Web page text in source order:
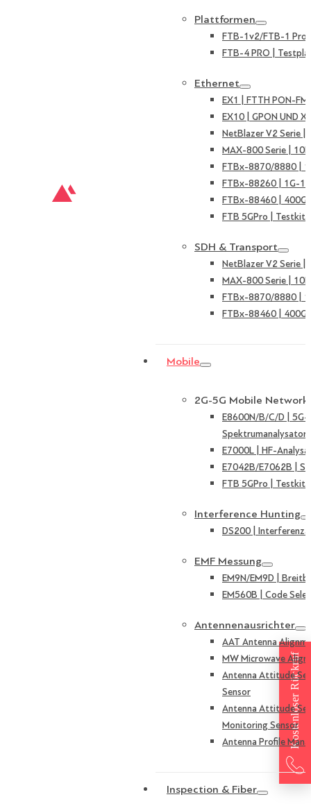
Plattformen
FTB-1v2/FTB-1
FTB-4 PRO |
Ethernet
EX1 | FTTH PON-
EX10 | GPON UND
NetBlazer V2 Serie |
MAX-800 Serie |
FTBx-8870/8880 |
FTBx-88260 | 1G-
FTBx-88460 | 400G
FTB 5GPro | Testkit
SDH & Transport
NetBlazer V2 Serie |
MAX-800 Serie |
FTBx-8870/8880 |
FTBx-88460 | 400G
Mobile
2G-5G Mobile
E8600N/B/C/D | 5G-
Spektrumanalysator
E7000L | HF-
E7042B/E7062B |
FTB 5GPro | Testkit
Interference Hunting
DS200 |
EMF Messung
EM9N/EM9D |
EM560B | Code
Antennenausrichter
AAT Antenna
MW Microwave
Antenna Attitude
Sensor
Antenna Attitude
Monitoring Sensor
Antenna Profile
Inspection & Fiber
Kostenloser Rückruf